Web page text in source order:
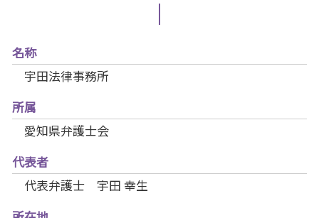
名称
宇田法律事務所
所属
愛知県弁護士会
代表者
代表弁護士 宇田 幸生